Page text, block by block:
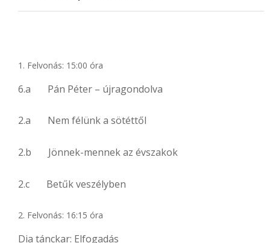
Felvonás: 15:00 óra
6.a Pán Péter – újragondolva
2.a Nem félünk a sötéttől
2.b Jönnek-mennek az évszakok
2.c Betűk veszélyben
Felvonás: 16:15 óra
Dia tánckar: Elfogadás